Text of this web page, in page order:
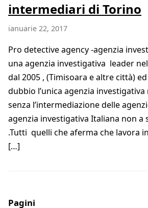
intermediari di Torino
ianuarie 22, 2017
Pro detective agency -agenzia
una agenzia investigativa leader
dal 2005 , (Timisoara e altre città)
dubbio l’unica agenzia
senza l’intermediazione delle
agenzia investigativa Italiana non a
.Tutti quelli che aferma che lavora
[…]
Pagini